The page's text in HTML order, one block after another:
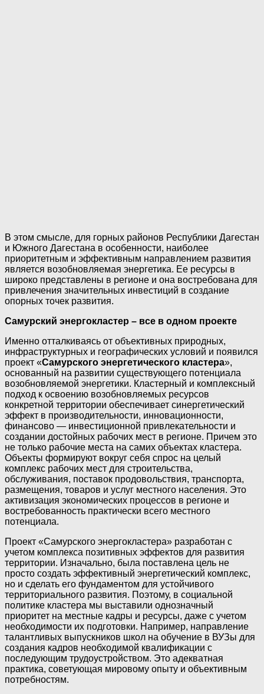
В этом смысле, для горных районов Республики Дагестан
и Южного Дагестана в особенности, наиболее
приоритетным и эффективным направлением развития
является возобновляемая энергетика. Ее ресурсы в
широко представлены в регионе и она востребована для
привлечения значительных инвестиций в создание
опорных точек развития.
Самурский энергокластер – все в одном проекте
Именно отталкиваясь от объективных природных,
инфраструктурных и географических условий и появился
проект «Самурского энергетического кластера»,
основанный на развитии существующего потенциала
возобновляемой энергетики. Кластерный и комплексный
подход к освоению возобновляемых ресурсов
конкретной территории обеспечивает синергетический
эффект в производительности, инновационности,
финансово — инвестиционной привлекательности и
создании достойных рабочих мест в регионе. Причем это
не только рабочие места на самих объектах кластера.
Объекты формируют вокруг себя спрос на целый
комплекс рабочих мест для строительства,
обслуживания, поставок продовольствия, транспорта,
размещения, товаров и услуг местного населения. Это
активизация экономических процессов в регионе и
востребованность практически всего местного
потенциала.
Проект «Самурского энергокластера» разработан с
учетом комплекса позитивных эффектов для развития
территории. Изначально, была поставлена цель не
просто создать эффективный энергетический комплекс,
но и сделать его фундаментом для устойчивого
территориального развития. Поэтому, в социальной
политике кластера мы выставили однозначный
приоритет на местные кадры и ресурсы, даже с учетом
необходимости их подготовки. Например, направление
талантливых выпускников школ на обучение в ВУЗы для
создания кадров необходимой квалификации с
последующим трудоустройством. Это адекватная
практика, советующая мировому опыту и объективным
потребностям.